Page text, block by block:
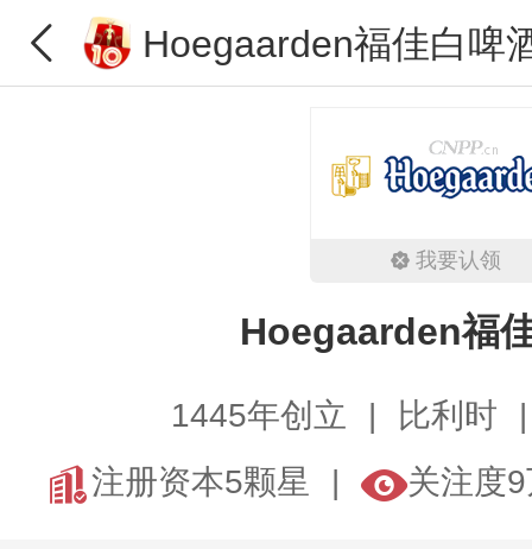
Hoegaarden福佳白啤
我要认领
Hoegaarden福
1445年创立
比利时
注册资本5颗星
关注度